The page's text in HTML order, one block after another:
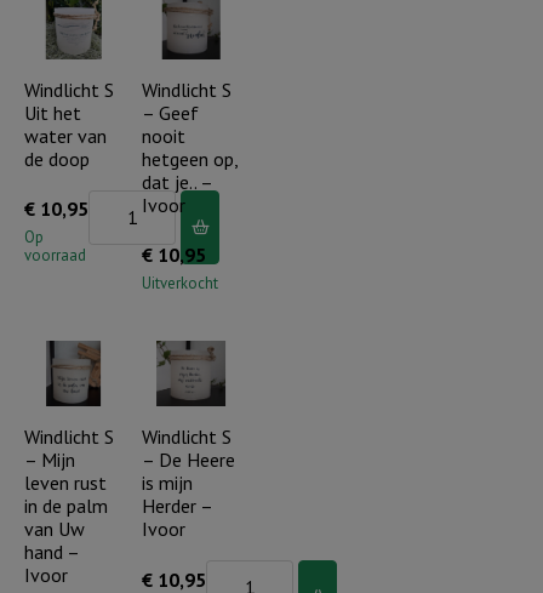
huis
hebben
we
Windlicht S
Uit het
water van
de doop
€ 10,95
Op
voorraad
Windlicht
water
van
de
doop
Windlicht S
– Geef
nooit
hetgeen op,
dat je.. –
Ivoor
€ 10,95
Uitverkocht
Windlicht S
– Mijn
leven rust
in de palm
van Uw
hand –
Ivoor
Windlicht S
– De Heere
is mijn
Herder –
Ivoor
€ 10,95 Windlicht